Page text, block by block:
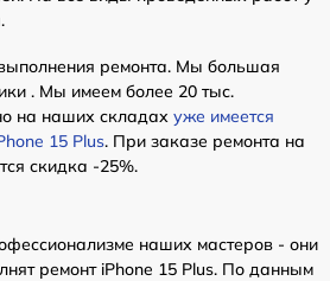
ремонта. Мы большая
. Мы имеем более 20 тыс.
на наших складах уже имеется
15 Plus. При заказе ремонта на
скидка -25%.
наших мастеров - они
ремонт iPhone 15 Plus. По данным